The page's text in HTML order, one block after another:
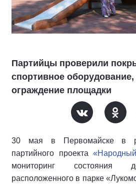
Партийцы проверили
спортивное
ограждение площадки
30 мая в Первомайске в
партийного проекта
мониторинг состояния
расположенного в парке